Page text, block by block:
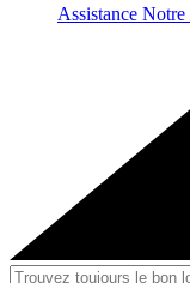
Assistance Notre